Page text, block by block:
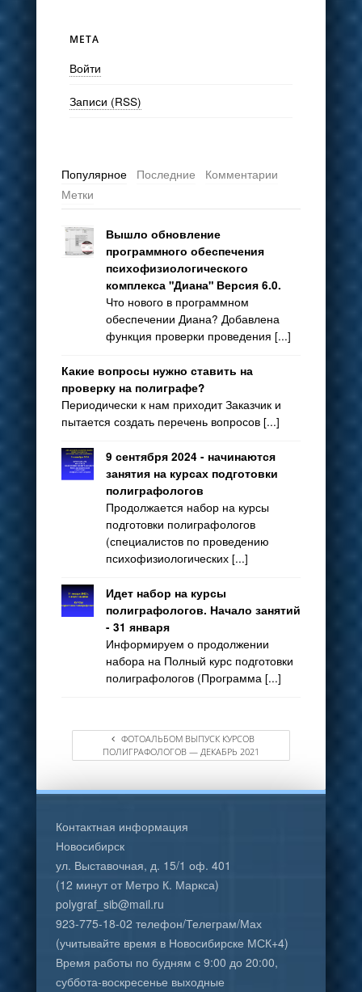
МЕТА
Войти
Записи (RSS)
Популярное Последние
Комментарии
Метки
Вышло обновление
программного обеспечения
психофизиологического
комплекса "Диана" Версия 6.0.
Что нового в программном
обеспечении Диана? Добавлена
функция проверки проведения [...]
Какие вопросы нужно ставить на
проверку на полиграфе?
Периодически к нам приходит Заказчик и
пытается создать перечень вопросов [...]
9 сентября 2024 - начинаются
занятия на курсах подготовки
полиграфологов
Продолжается набор на курсы
подготовки полиграфологов
(специалистов по проведению
психофизиологических [...]
Идет набор на курсы
полиграфологов. Начало занятий
- 31 января
Информируем о продолжении
набора на Полный курс подготовки
полиграфологов (Программа [...]
ФОТОАЛЬБОМ ВЫПУСК КУРСОВ
ПОЛИГРАФОЛОГОВ — ДЕКАБРЬ 2021
Контактная информация
Новосибирск
ул. Выставочная, д. 15/1 оф. 401
(12 минут от Метро К. Маркса)
polygraf_sib@mail.ru
923-775-18-02 телефон/Телеграм/Мах
(учитывайте время в Новосибирске МСК+4)
Время работы по будням с 9:00 до 20:00,
суббота-воскресенье выходные